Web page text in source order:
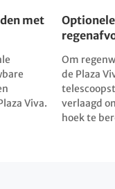
met
Viva.
Om
de Plaza
verlaagd
hoek te